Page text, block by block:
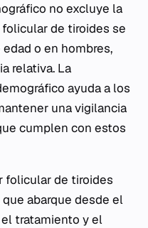
no excluye la
de tiroides se
o en hombres,
relativa. La
ayuda a los
una vigilancia
cumplen con estos
folicular de tiroides
abarque desde el
tratamiento y el